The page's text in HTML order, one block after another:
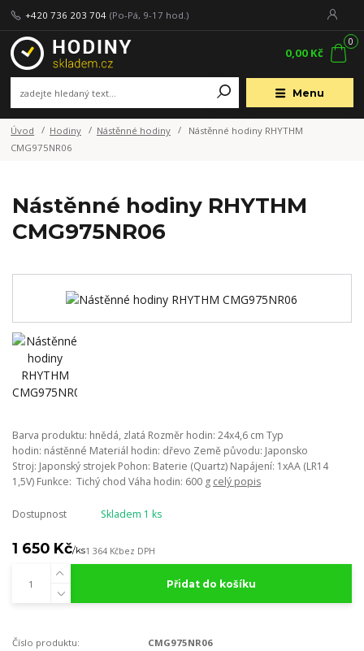
Menu
+420 736 203 704 (Po-Pá, 9-17 hod.)
0
0,00 Kč
Úvod Hodiny Nástěnné hodiny
Nástěnné hodiny RHYTHM
CMG975NR06
Nástěnné hodiny RHYTHM
CMG975NR06
Barva produktu: hnědá, zlatá Rozměr hodin: 24x4,6 cm Typ
hodin: nástěnné Materiál hodin: dřevo Země původu: Japonsko
Stroj: Japonský strojek Pohon: Baterie (Quartz) Napájení: 1xAA (LR14
1,5V) Funkce: Tichý chod Váha hodin: 600 g celý popis
Dostupnost Skladem 1 ks
1 650 Kč/ks1 364 Kčbez DPH
Přidat do košíku
Číslo produktu:
CMG975NR06